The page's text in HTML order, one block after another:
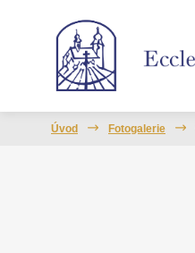
Úvod Fotogalerie